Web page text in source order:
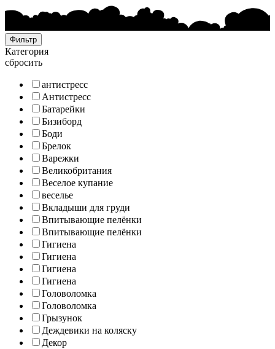
Фильтр
Категория
сбросить
антистресс
Антистресс
Батарейки
Бизиборд
Боди
Брелок
Варежки
Великобритания
Веселое купание
веселье
Вкладыши для груди
Впитывающие пелёнки
Впитывающие пелёнки
Гигиена
Гигиена
Гигиена
Гигиена
Головоломка
Головоломка
Грызунок
Деждевики на коляску
Декор